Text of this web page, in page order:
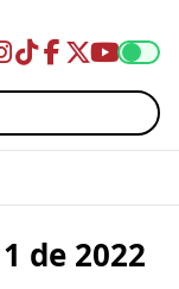
de 2022